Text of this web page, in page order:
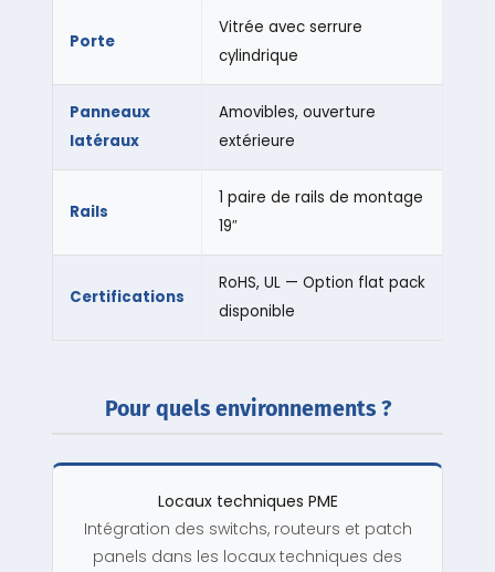
Porte
Vitrée avec serrure
cylindrique
Panneaux
latéraux
Amovibles, ouverture
extérieure
Rails
1 paire de rails de montage
19″
Certifications
RoHS, UL — Option flat pack
disponible
Pour quels environnements ?
Locaux techniques PME
Intégration des switchs, routeurs et patch
panels dans les locaux techniques des